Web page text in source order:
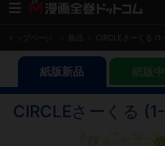
トップページ CIRCLEさーくる (1-
紙版新品 紙版
CIRCLEさーくる